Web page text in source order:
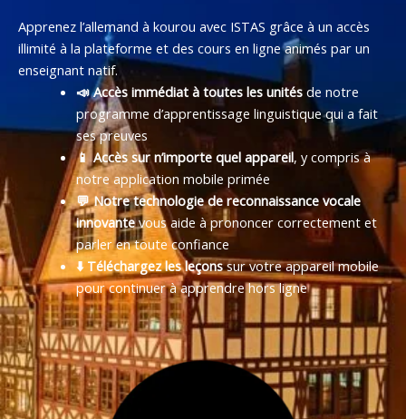
Apprenez l’allemand à kourou avec ISTAS grâce à un accès
illimité à la plateforme et des cours en ligne animés par un
enseignant natif.
📣 Accès immédiat à toutes les unitésde notre
programme d’apprentissage linguistique qui a fait
ses preuves
📱 Accès sur n’importe quel appareil, y compris à
notre application mobile primée
💬 Notre technologie de reconnaissance vocale
innovantevous aide à prononcer correctement et
parler en toute confiance
⬇️ Téléchargez les leçonssur votre appareil mobile
pour continuer à apprendre hors ligne